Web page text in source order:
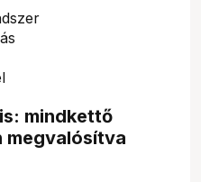
mindkettő
megvalósítva